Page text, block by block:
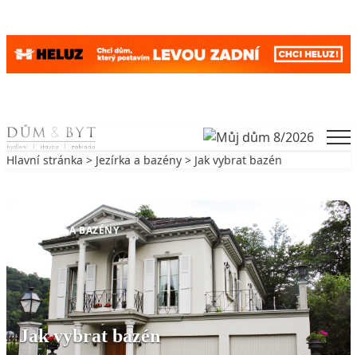
Skip to content
Hlavní stránka > Jezírka a bazény > Jak vybrat bazén
JEZÍRKA A BAZÉNY
Jak vybrat bazén